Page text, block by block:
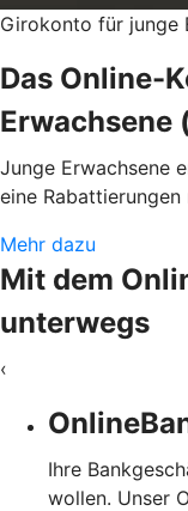
Girokonto für junge
Das Online-
Erwachsene
Junge Erwachsene
eine Rabattierungen
Mehr dazu
Mit dem
unterwegs
‹
Ihre
wollen. Unser